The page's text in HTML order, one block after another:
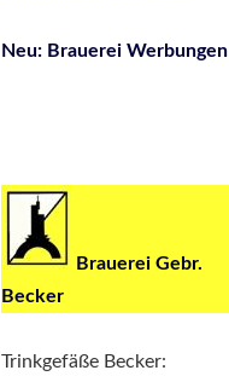
Neu: Brauerei Werbungen
Brauerei Gebr.
Becker
Trinkgefäße Becker: